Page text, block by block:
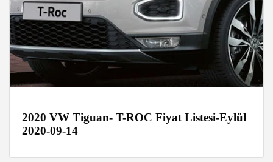
2020 VW Tiguan- T-ROC Fiyat Listesi-Eylül
2020-09-14